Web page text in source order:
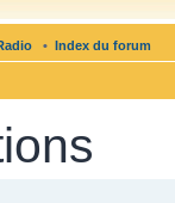
• Index du forum